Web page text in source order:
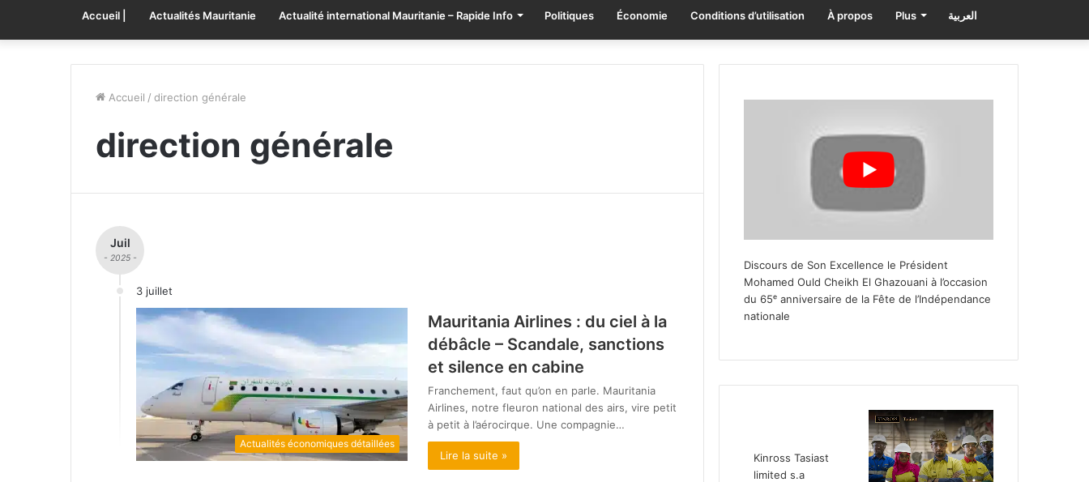
Accueil | Actualités Mauritanie Actualité international Mauritanie – Rapide Info Politiques Économie Conditions d’utilisation À propos Plus العربية
Accueil / direction générale
direction générale
Juil
- 2025 -
3 juillet
Actualités économiques détaillées
Mauritania Airlines : du ciel à la
débâcle – Scandale, sanctions
et silence en cabine
Franchement, faut qu’on en parle. Mauritania
Airlines, notre fleuron national des airs, vire petit
à petit à l’aérocirque. Une compagnie…
Lire la suite »
Discours de Son Excellence le Président
Mohamed Ould Cheikh El Ghazouani à l’occasion
du 65ᵉ anniversaire de la Fête de l’Indépendance
nationale
Kinross Tasiast
limited s.a